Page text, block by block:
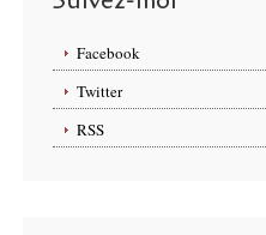
Facebook
Twitter
RSS